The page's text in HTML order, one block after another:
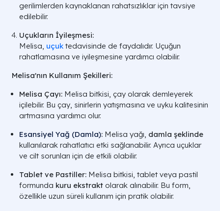
gerilimlerden kaynaklanan rahatsızlıklar için tavsiye
edilebilir.
Uçukların İyileşmesi:
Melisa, uçuk tedavisinde de faydalıdır. Uçuğun
rahatlamasına ve iyileşmesine yardımcı olabilir.
Melisa'nın Kullanım Şekilleri:
Melisa Çayı: Melisa bitkisi, çay olarak demleyerek
içilebilir. Bu çay, sinirlerin yatışmasına ve uyku kalitesinin
artmasına yardımcı olur.
Esansiyel Yağ (Damla): Melisa yağı, damla şeklinde
kullanılarak rahatlatıcı etki sağlanabilir. Ayrıca uçuklar
ve cilt sorunları için de etkili olabilir.
Tablet ve Pastiller: Melisa bitkisi, tablet veya pastil
formunda kuru ekstrakt olarak alınabilir. Bu form,
özellikle uzun süreli kullanım için pratik olabilir.